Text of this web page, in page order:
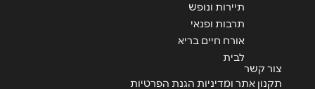
תיירות ונופש
תרבות ופנאי
אורח חיים בריא
לבית
צור קשר
תקנון אתר ומדיניות הגנת הפרטיות